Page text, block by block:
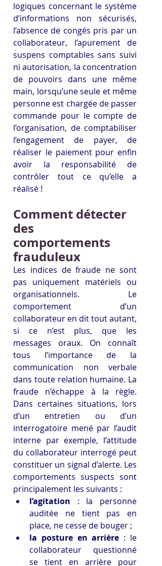
logiques concernant le système
d’informations non sécurisés,
l’absence de congés pris par un
collaborateur, l’apurement de
suspens comptables sans suivi
ni autorisation, la concentration
de pouvoirs dans une même
main, lorsqu’une seule et même
personne est chargée de passer
commande pour le compte de
l’organisation, de comptabiliser
l’engagement de payer, de
réaliser le paiement pour enfin
avoir la responsabilité de
contrôler tout ce qu’elle a
réalisé !
Comment détecter
des
comportements
frauduleux
Les indices de fraude ne sont
pas uniquement matériels ou
organisationnels. Le
comportement d’un
collaborateur en dit tout autant,
si ce n’est plus, que les
messages oraux. On connaît
tous l’importance de la
communication non verbale
dans toute relation humaine. La
fraude n’échappe à la règle.
Dans certaines situations, lors
d’un entretien ou d’un
interrogatoire mené par l’audit
interne par exemple, l’attitude
du collaborateur interrogé peut
constituer un signal d’alerte. Les
comportements suspects sont
principalement les suivants :
l’agitation : la personne
auditée ne tient pas en
place, ne cesse de bouger ;
la posture en arrière : le
collaborateur questionné
se tient en arrière pour